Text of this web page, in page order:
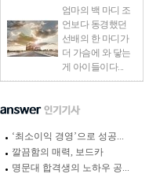
엄마의 백 마디 조
언보다 동경했던
선배의 한 마디가
더 가슴에 와 닿는
게 아이들이다...
‘최소이익 경영’으로 성공...
깔끔함의 매력, 보드카
명문대 합격생의 노하우 공...